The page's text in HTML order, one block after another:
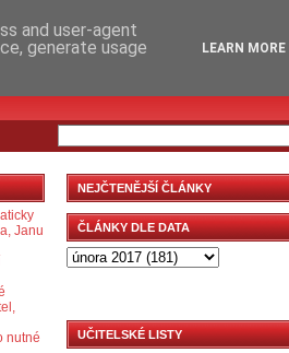
Janu
nutné
NEJČTENĚJŠÍ ČLÁNKY
ČLÁNKY DLE DATA
UČITELSKÉ LISTY
and user-agent
generate usage
LEARN MORE